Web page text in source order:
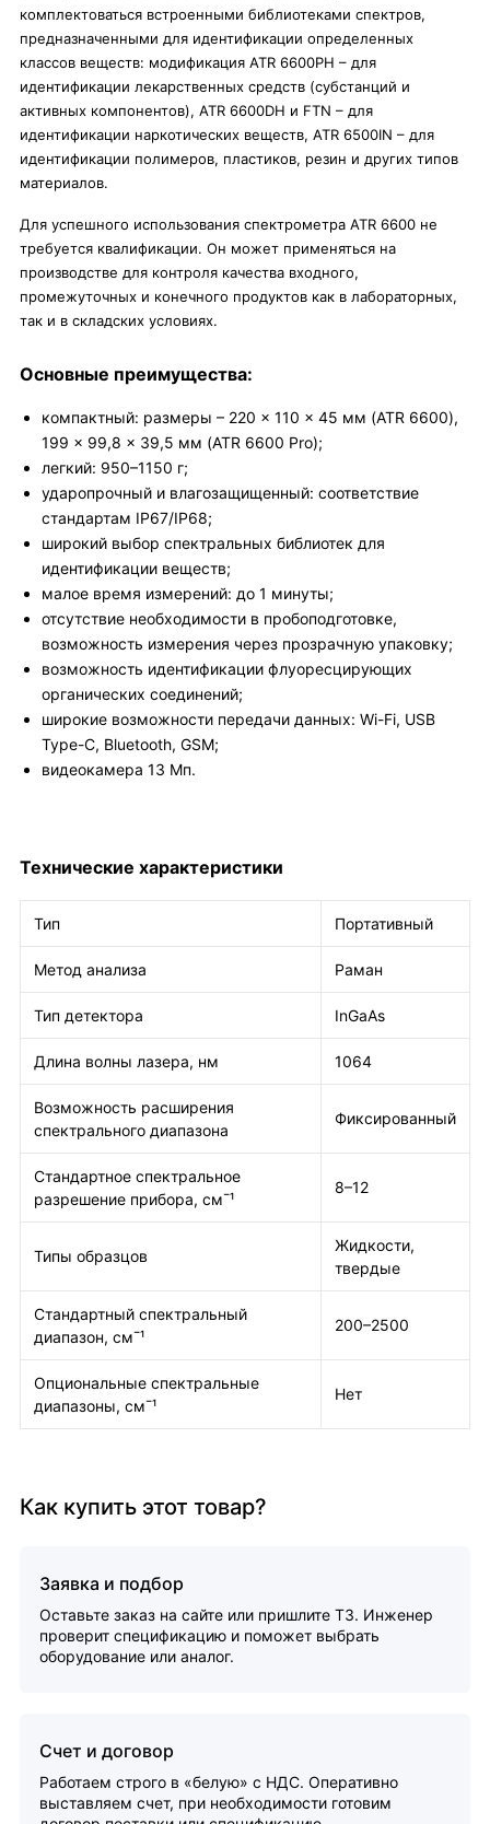
комплектоваться встроенными библиотеками спектров,
предназначенными для идентификации определенных
классов веществ: модификация ATR 6600PH – для
идентификации лекарственных средств (субстанций и
активных компонентов), ATR 6600DH и FTN – для
идентификации наркотических веществ, ATR 6500IN – для
идентификации полимеров, пластиков, резин и других типов
материалов.
Для успешного использования спектрометра ATR 6600 не
требуется квалификации. Он может применяться на
производстве для контроля качества входного,
промежуточных и конечного продуктов как в лабораторных,
так и в складских условиях.
Основные преимущества:
компактный: размеры – 220 × 110 × 45 мм (ATR 6600),
199 × 99,8 × 39,5 мм (ATR 6600 Pro);
легкий: 950–1150 г;
ударопрочный и влагозащищенный: соответствие
стандартам IP67/IP68;
широкий выбор спектральных библиотек для
идентификации веществ;
малое время измерений: до 1 минуты;
отсутствие необходимости в пробоподготовке,
возможность измерения через прозрачную упаковку;
возможность идентификации флуоресцирующих
органических соединений;
широкие возможности передачи данных: Wi-Fi, USB
Type-C, Bluetooth, GSM;
видеокамера 13 Мп.
Технические характеристики
Тип Портативный
Метод анализа Раман
Тип детектора InGaAs
Длина волны лазера, нм 1064
Возможность расширения
спектрального диапазона
Фиксированный
Стандартное спектральное
разрешение прибора, см¯¹
8–12
Типы образцов
Жидкости,
твердые
Стандартный спектральный
диапазон, см¯¹
200–2500
Опциональные спектральные
диапазоны, см¯¹
Нет
Как купить этот товар?
Заявка и подбор
Оставьте заказ на сайте или пришлите ТЗ. Инженер
проверит спецификацию и поможет выбрать
оборудование или аналог.
Счет и договор
Работаем строго в «белую» с НДС. Оперативно
выставляем счет, при необходимости готовим